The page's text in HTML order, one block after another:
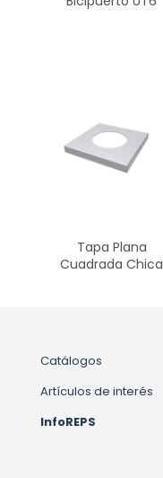
Tapa Plana
Cuadrada Chica
Catálogos
Artículos de interés
InfoREPS